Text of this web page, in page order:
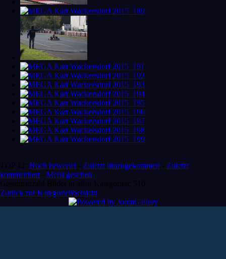
TOP 12: Hoch bewertet - Zuletzt hinzugekommen - Zuletzt
kommentiert - Meist gesehen
Gesamtanzahl Bilder in allen Kategorien: 510
Zurück zur Kategorieübersicht